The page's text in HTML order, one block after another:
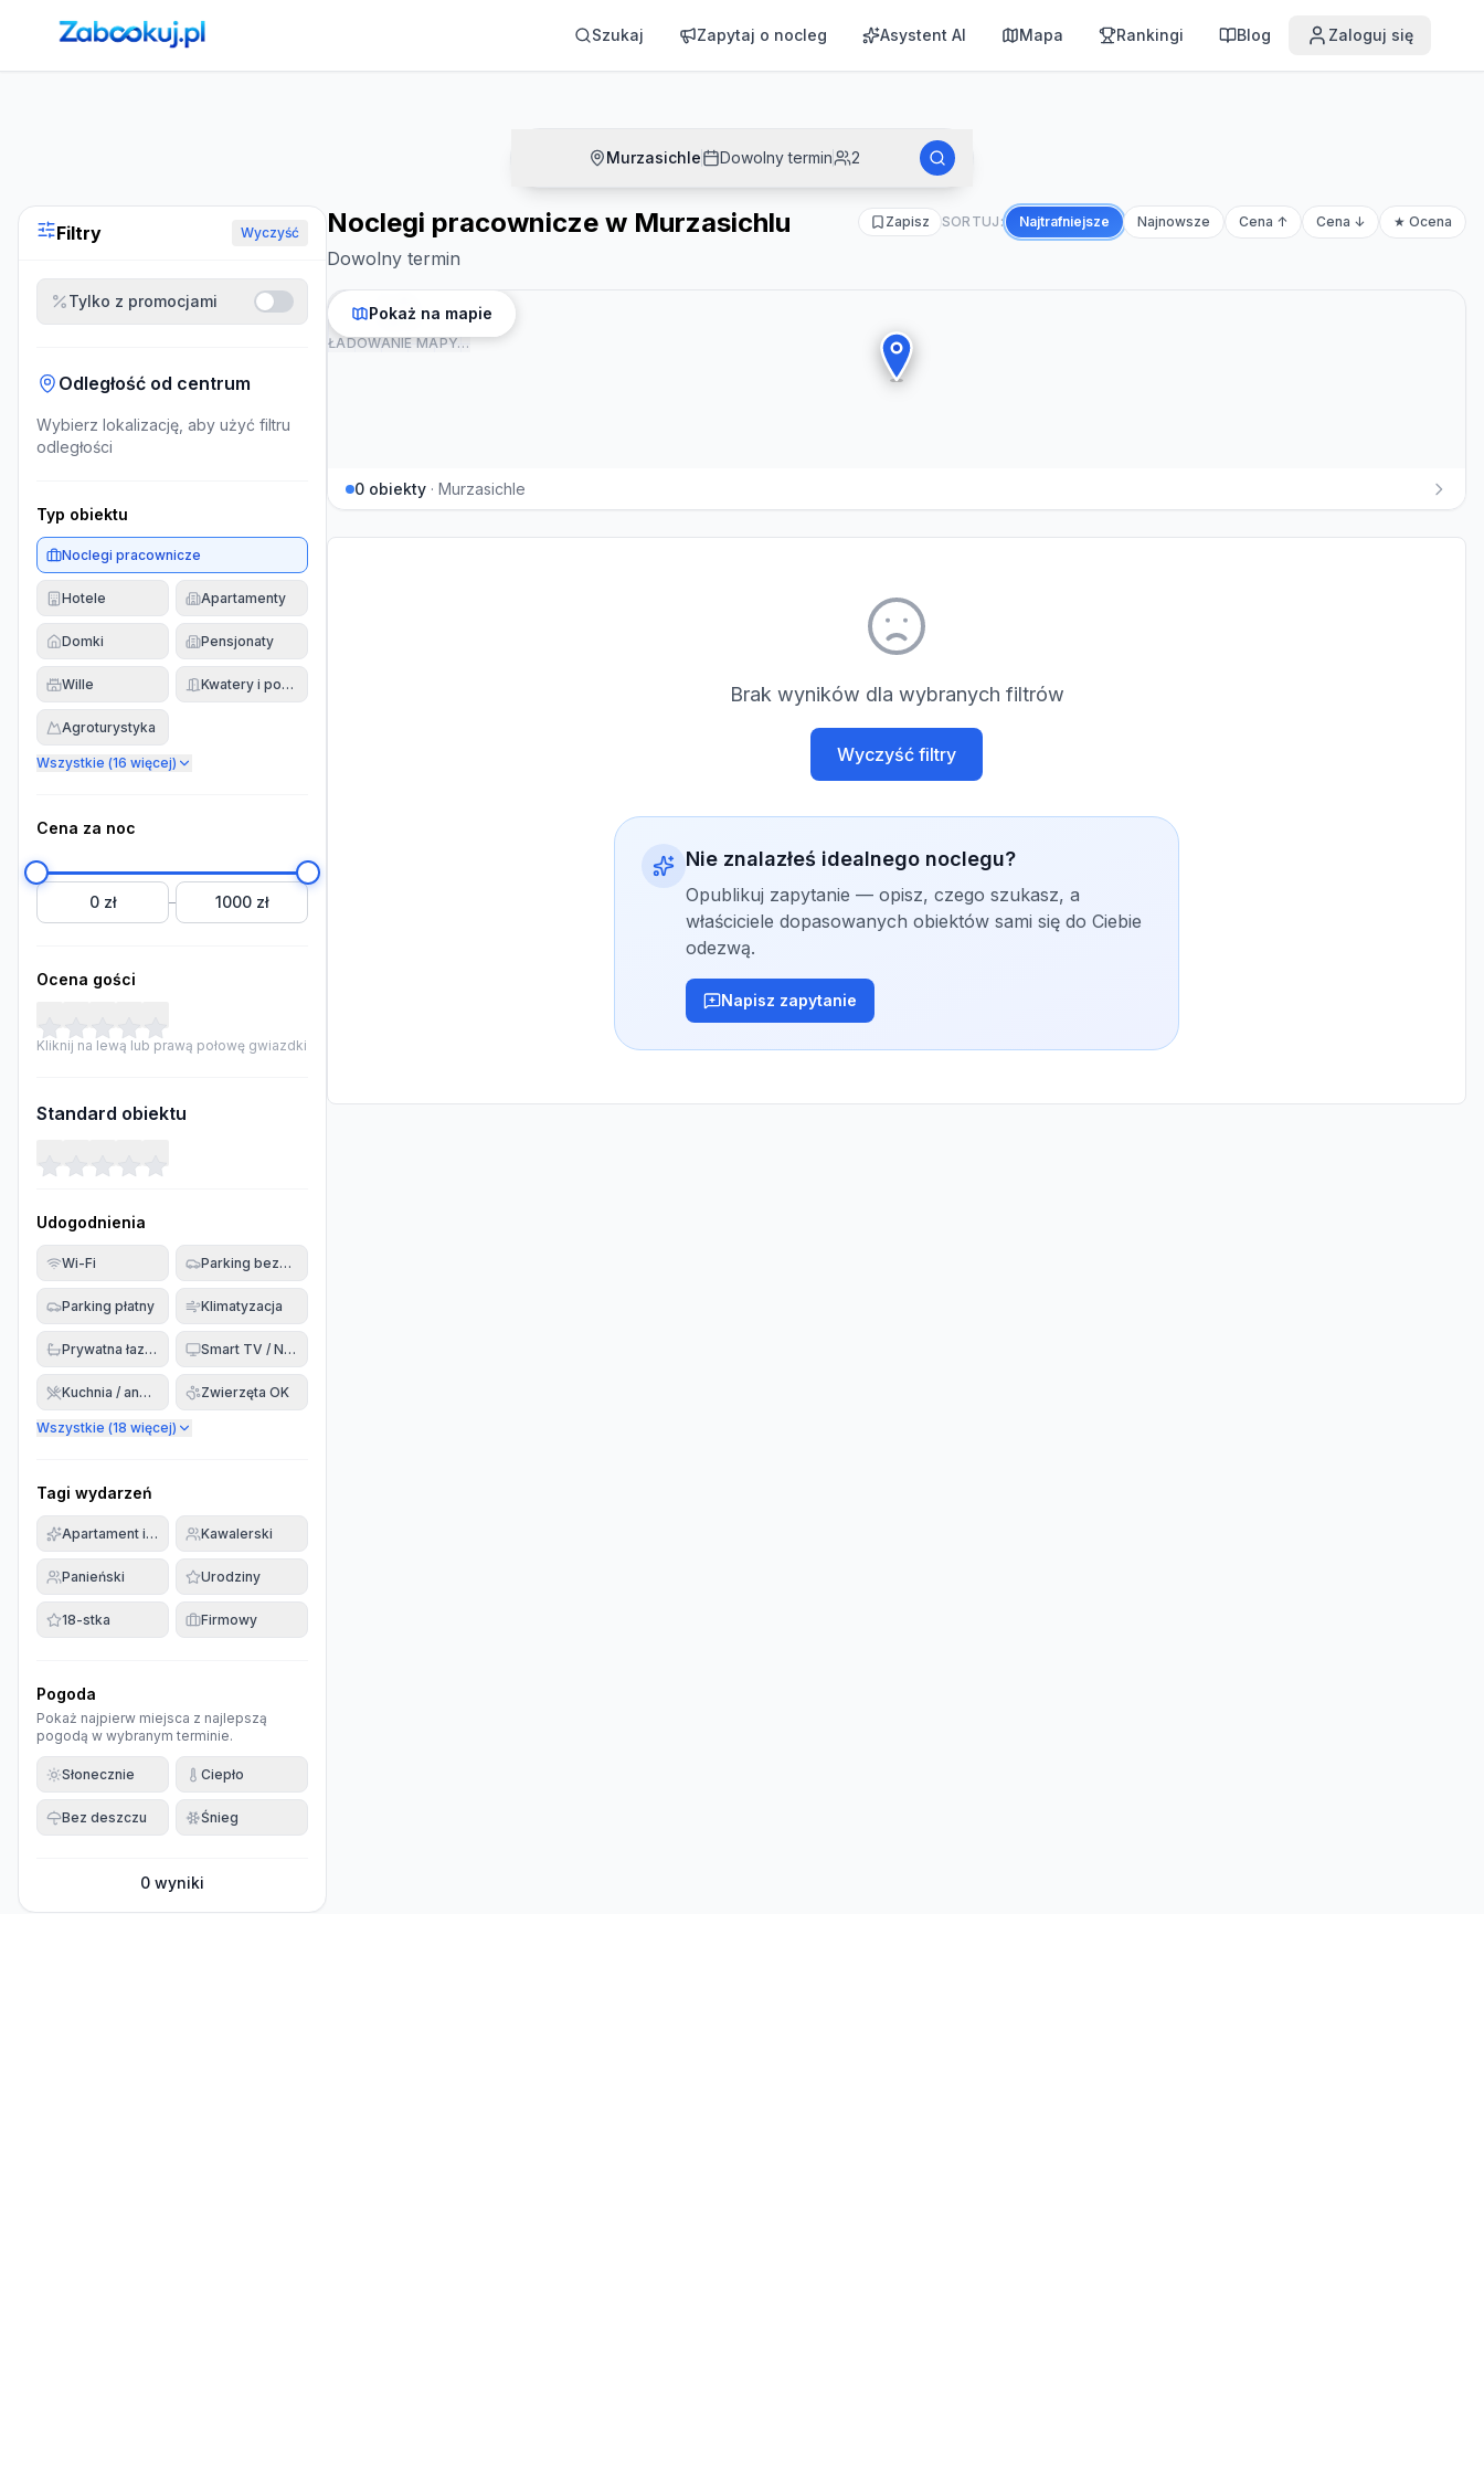
Strona główna ›Noclegi Szukaj Zapytaj o nocleg Asystent AI Mapa Rankingi Blog Zaloguj się
Murzasichle Dowolny termin 2
Filtry Wyczyść
Tylko z promocjami
Odległość od centrum
Wybierz lokalizację, aby użyć filtru
odległości
Typ obiektu
Noclegi pracownicze
Hotele Apartamenty
Domki Pensjonaty
Wille Kwatery i pokoje
Agroturystyka
Wszystkie (16 więcej)
Cena za noc
0 zł – 1000 zł
Ocena gości
Kliknij na lewą lub prawą połowę gwiazdki
Standard obiektu
Udogodnienia
Wi-Fi Parking bezpłatny
Parking płatny Klimatyzacja
Prywatna łazienka Smart TV / Netflix
Kuchnia / aneks Zwierzęta OK
Wszystkie (18 więcej)
Tagi wydarzeń
Apartament imprezowyKawalerski
Panieński Urodziny
18-stka Firmowy
Pogoda
Pokaż najpierw miejsca z najlepszą
pogodą w wybranym terminie.
Słonecznie Ciepło
Bez deszczu Śnieg
0 wyniki
Noclegi pracownicze w Murzasichlu
Dowolny termin
Zapisz SORTUJ: Najtrafniejsze Najnowsze Cena ↑ Cena ↓ ★ Ocena
ŁADOWANIE MAPY…
Pokaż na mapie
0 obiekty · Murzasichle
Brak wyników dla wybranych filtrów
Wyczyść filtry
Nie znalazłeś idealnego noclegu?
Opublikuj zapytanie — opisz, czego szukasz, a
właściciele dopasowanych obiektów sami się do Ciebie
odezwą.
Napisz zapytanie